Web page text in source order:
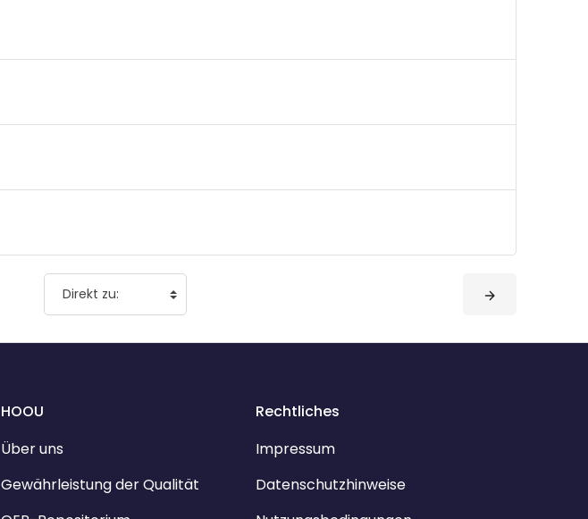
HOOU
Über uns
Gewährleistung der Qualität
Rechtliches
Impressum
Datenschutzhinweise